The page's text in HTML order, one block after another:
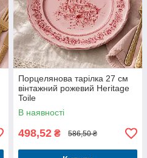
Порцелянова тарілка 27 см
вінтажний рожевий Heritage
Toile
В наявності
498,52 ₴ 586,50 ₴